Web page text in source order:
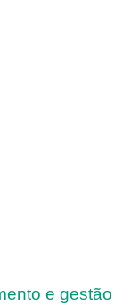
e gestão